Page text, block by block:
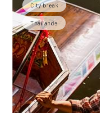
City break
Thaïlande